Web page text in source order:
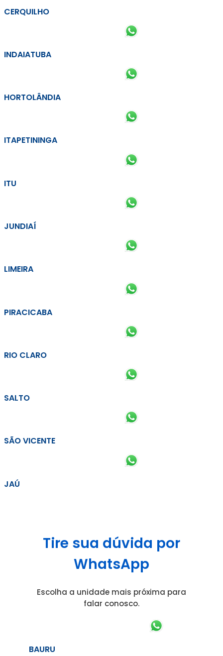
CERQUILHO
INDAIATUBA
HORTOLÂNDIA
ITAPETININGA
ITU
JUNDIAÍ
LIMEIRA
PIRACICABA
RIO CLARO
SALTO
SÃO VICENTE
JAÚ
Tire sua dúvida por
WhatsApp
Escolha a unidade mais próxima para
falar conosco.
BAURU